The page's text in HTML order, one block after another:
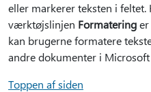
eller markerer teksten i
værktøjslinjen Formatering
kan brugerne formatere
andre dokumenter i
Toppen af siden